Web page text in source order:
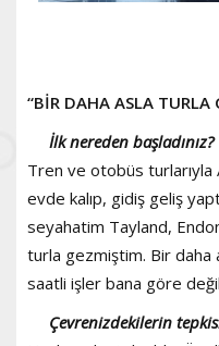
“BİR DAHA ASLA TURLA
İlk nereden başladınız?
Tren ve otobüs turlarıyla
evde kalıp, gidiş geliş
seyahatim Tayland,
turla gezmiştim. Bir daha
saatli işler bana göre
Çevrenizdekilerin